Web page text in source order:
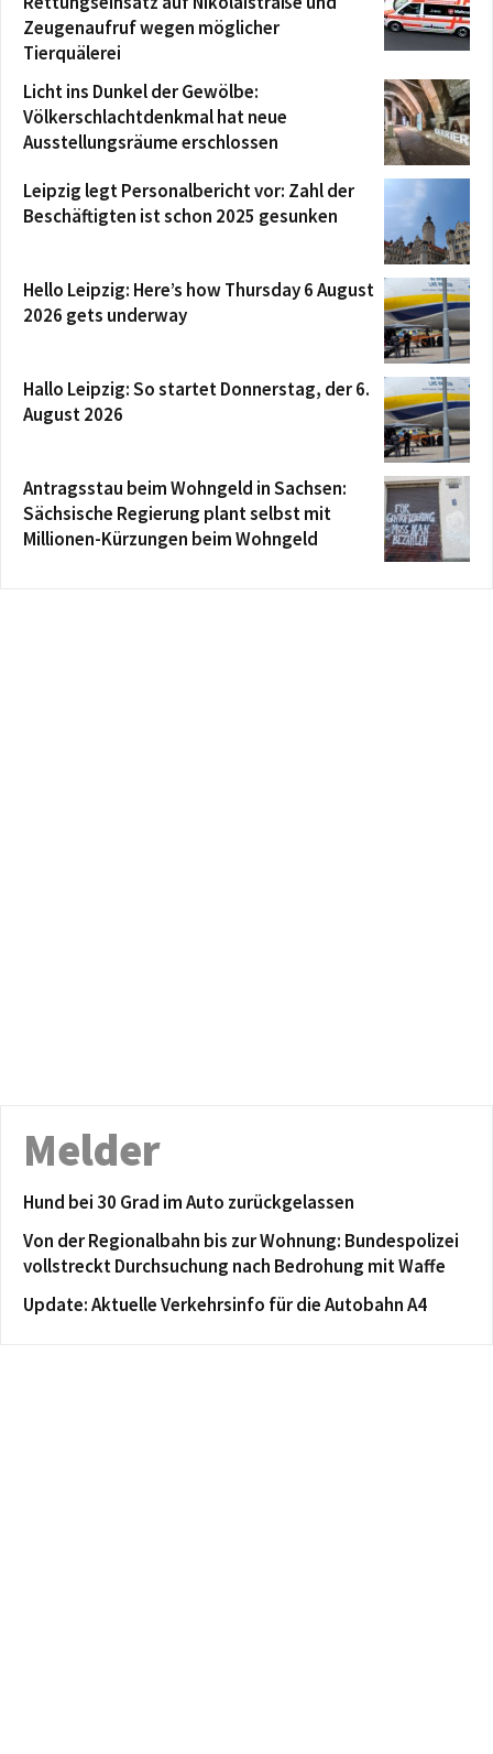
Zeugenaufruf wegen möglicher
Tierquälerei
Licht ins Dunkel der Gewölbe:
Völkerschlachtdenkmal hat neue
Ausstellungsräume erschlossen
Leipzig legt Personalbericht vor: Zahl der
Beschäftigten ist schon 2025 gesunken
Hello Leipzig: Here’s how Thursday 6 August
2026 gets underway
Hallo Leipzig: So startet Donnerstag, der 6.
August 2026
Antragsstau beim Wohngeld in Sachsen:
Sächsische Regierung plant selbst mit
Millionen-Kürzungen beim Wohngeld
Melder
Hund bei 30 Grad im Auto zurückgelassen
Von der Regionalbahn bis zur Wohnung: Bundespolizei
vollstreckt Durchsuchung nach Bedrohung mit Waffe
Update: Aktuelle Verkehrsinfo für die Autobahn A4